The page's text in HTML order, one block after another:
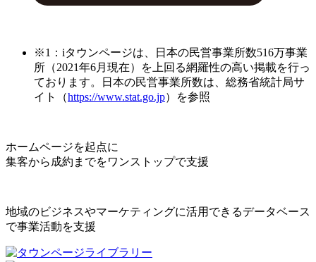
※1：iタウンページは、日本の民営事業所数516万事業
所（2021年6月現在）を上回る網羅性の高い掲載を行っ
ております。日本の民営事業所数は、総務省統計局サ
イト（https://www.stat.go.jp）を参照
ホームページを起点に
集客から成約までをワンストップで支援
地域のビジネスやマーケティングに活用できるデータベース
で事業活動を支援